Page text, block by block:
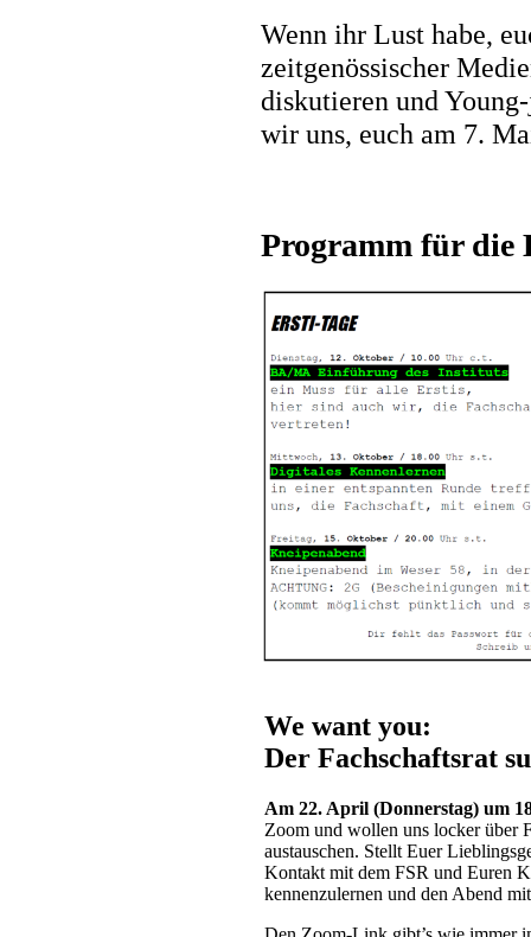
Wenn ihr Lust habe,
zeitgenössischer
diskutieren und
wir uns, euch am 7.
Programm für die
We want you:
Der Fachschaftsrat
Am 22. April (Donnerstag) um
Zoom und wollen uns locker über
austauschen. Stellt Euer
Kontakt mit dem FSR und Euren
kennenzulernen und den Abend